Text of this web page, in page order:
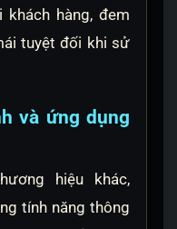
hàng, đem
tuyệt đối khi sử
và ứng dụng
hiệu khác,
tính năng thông